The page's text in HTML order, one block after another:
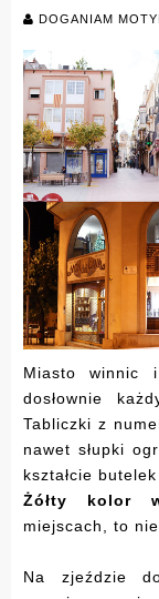
DOGANIAM
Miasto winnic
dosłownie
Tabliczki z
nawet słupki
kształcie
Żółty kolor
miejscach, to
Na zjeździe